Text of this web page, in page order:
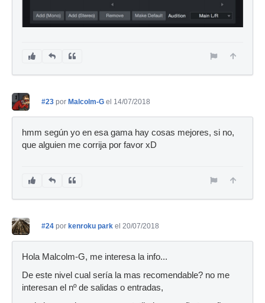
#23 por Malcolm-G el 14/07/2018
hmm según yo en esa gama hay cosas mejores, si no,
que alguien me corrija por favor xD
#24 por kenroku park el 20/07/2018
Hola Malcolm-G, me interesa la info...
De este nivel cual sería la mas recomendable? no me
interesan el nº de salidas o entradas,